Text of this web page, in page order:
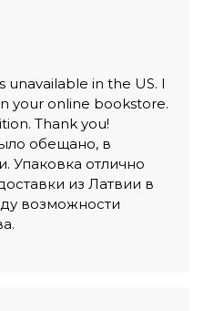
unavailable in the US. I
your online bookstore.
Thank you!
обещано, в
Упаковка отлично
из Латвии в
возможности